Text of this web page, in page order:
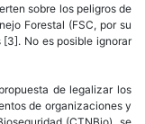
sobre los peligros de
Forestal (FSC, por su
No es posible ignorar
de legalizar los
de organizaciones y